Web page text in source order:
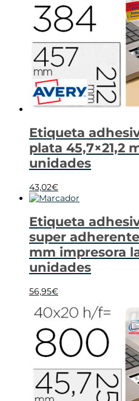
Etiqueta
plata 45,7×21,2
unidades
43,02€
Etiqueta
super
mm impresora
unidades
56,95€